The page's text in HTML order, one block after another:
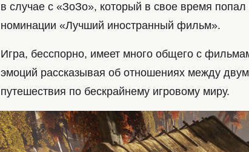
в случае с «ЗоЗо», который в свое время
номинации «Лучший иностранный фильм».
Игра, бесспорно, имеет много общего с
эмоций рассказывая об отношениях между
путешествия по бескрайнему игровому миру.